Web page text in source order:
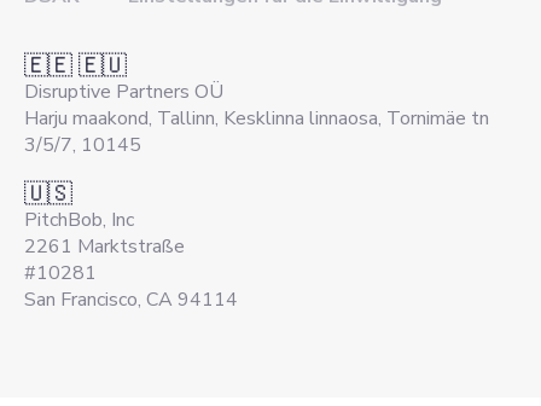
🇪🇪 🇪🇺
Disruptive Partners OÜ
Harju maakond, Tallinn, Kesklinna linnaosa, Tornimäe tn
3/5/7, 10145
🇺🇸
PitchBob, Inc
2261 Marktstraße
#10281
San Francisco, CA 94114